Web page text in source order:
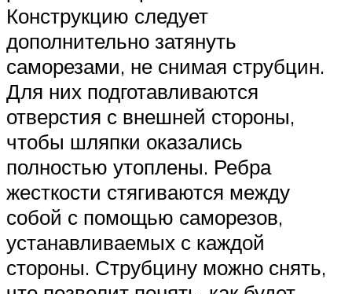
Конструкцию следует
дополнительно затянуть
саморезами, не снимая струбцин.
Для них подготавливаются
отверстия с внешней стороны,
чтобы шляпки оказались
полностью утоплены. Ребра
жесткости стягиваются между
собой с помощью саморезов,
устанавливаемых с каждой
стороны. Струбцину можно снять,